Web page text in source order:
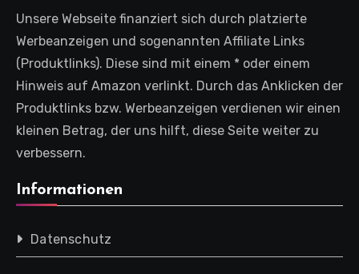
Unsere Webseite finanziert sich durch platzierte
Werbeanzeigen und sogenannten Affiliate Links
(Produktlinks). Diese sind mit einem * oder einem
Hinweis auf Amazon verlinkt. Durch das Anklicken der
Produktlinks bzw. Werbeanzeigen verdienen wir einen
kleinen Betrag, der uns hilft, diese Seite weiter zu
verbessern.
Informationen
Datenschutz